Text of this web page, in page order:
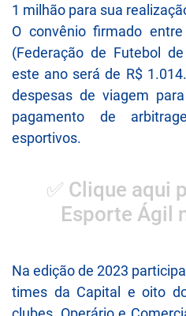
1 milhão para sua
O convênio firmado
(Federação de Futebol
este ano será de R$
despesas de viagem
pagamento de
esportivos.
✅ Clique aqui
Esporte Ágil
Na edição de 2023
times da Capital e oito